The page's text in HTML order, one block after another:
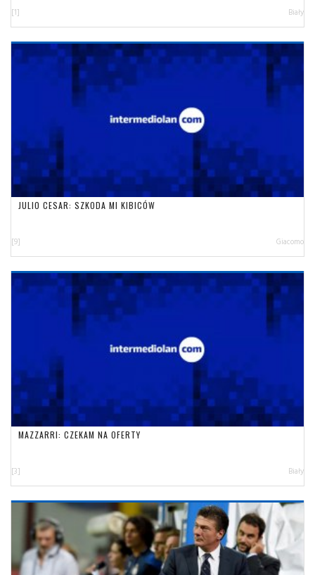
[1] Biały
JULIO CESAR: SZKODA MI KIBICÓW
[9] Giacomo
MAZZARRI: CZEKAM NA OFERTY
[3] Biały